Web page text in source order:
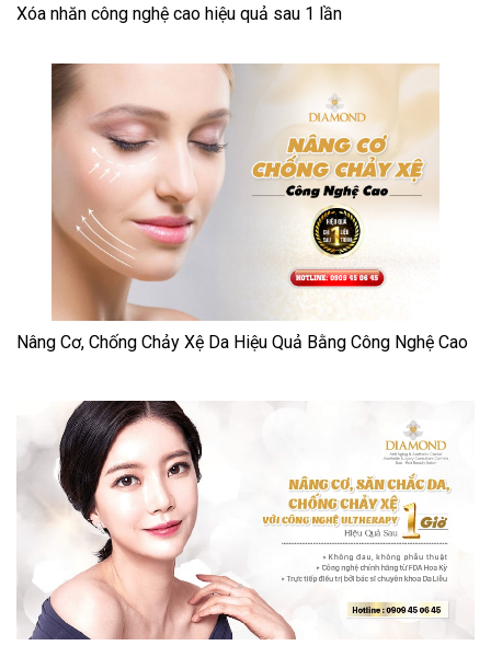
Xóa nhăn công nghệ cao hiệu quả sau 1 lần
Nâng Cơ, Chống Chảy Xệ Da Hiệu Quả Bằng Công Nghệ Cao